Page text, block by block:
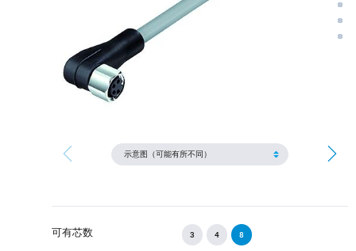
可有芯数 3 4 8